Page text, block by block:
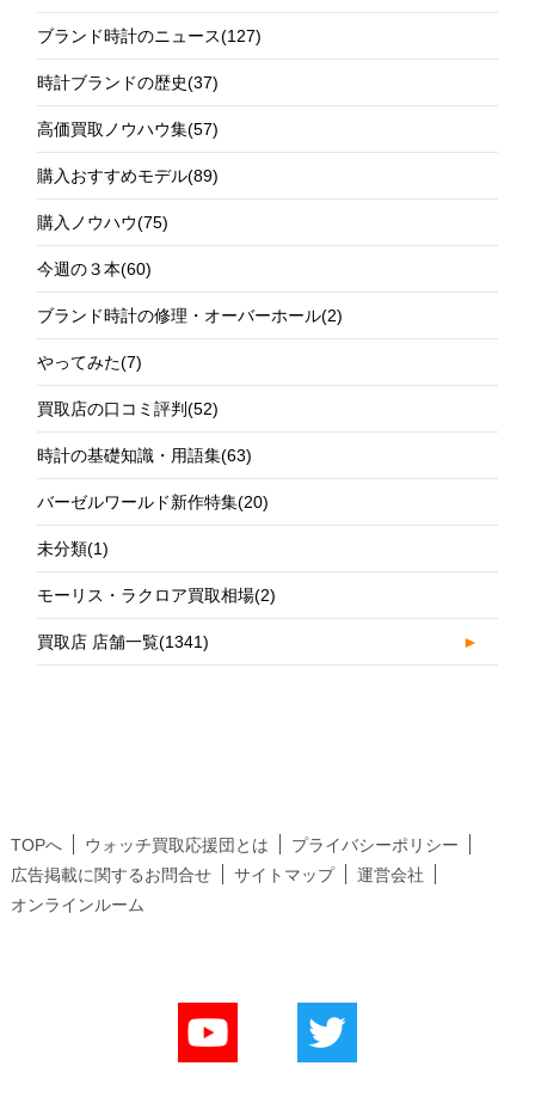
ブランド時計のニュース(127)
時計ブランドの歴史(37)
高価買取ノウハウ集(57)
購入おすすめモデル(89)
購入ノウハウ(75)
今週の３本(60)
ブランド時計の修理・オーバーホール(2)
やってみた(7)
買取店の口コミ評判(52)
時計の基礎知識・用語集(63)
バーゼルワールド新作特集(20)
未分類(1)
モーリス・ラクロア買取相場(2)
買取店 店舗一覧(1341) ►
TOPへ ウォッチ買取応援団とは
プライバシーポリシー
広告掲載に関するお問合せ
サイトマップ
運営会社
オンラインルーム